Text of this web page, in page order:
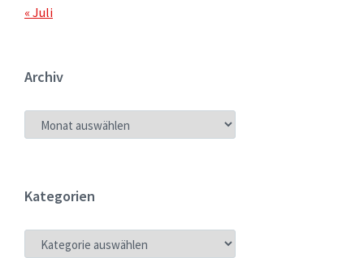
« Juli
Archiv
ARCHIV
Kategorien
KATEGORIEN